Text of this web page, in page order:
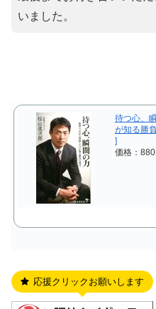
いました。
待つ心、
が知る勝
]
価格：
応援クリックお願いします